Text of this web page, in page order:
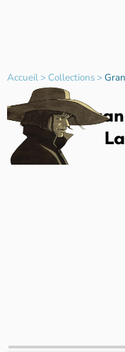
Accueil> Collections>